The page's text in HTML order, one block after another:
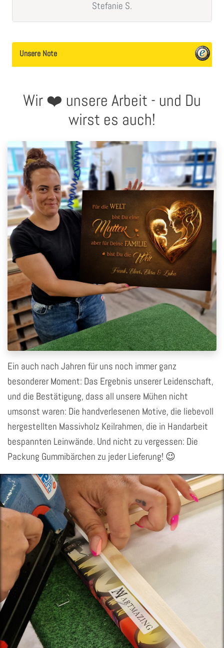
StefanieS.
Unsere Note
Wir ❤️ unsere Arbeit - und Du
wirst es auch!
Ein auch nach Jahren für uns noch immer ganz
besonderer Moment: Das Ergebnis unserer Leidenschaft,
und die Bestätigung, dass all unsere Mühen nicht
umsonst waren: Die handverlesenen Motive, die liebevoll
hergestellten Massivholz Keilrahmen, die in Handarbeit
bespannten Leinwände. Und nicht zu vergessen: Die
Packung Gummibärchen zu jeder Lieferung! 😉